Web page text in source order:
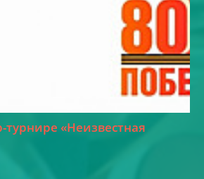
турнире «Неизвестная